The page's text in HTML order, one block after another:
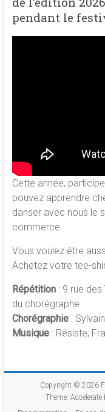
pendant le
Cette année,
pouvez apprendre
danser avec nous le
commerce.
Vous voulez être
Achetez votre tee-
Répétition: 9 rue des
du chorégraphe
Chorégraphie:
Musique: Résiste,
Copyright © 2026
Theme: Accelerate